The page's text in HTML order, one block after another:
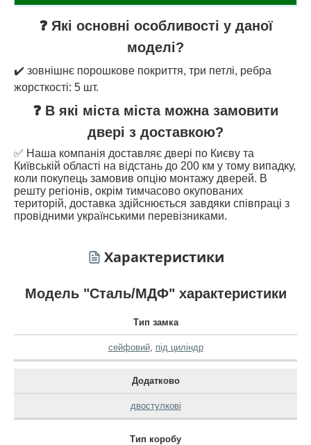
❓ Які основні особливості у даної
моделі?
✔️ зовнішнє порошкове покриття, три петлі, ребра
жорсткості: 5 шт.
❓ В які міста міста можна замовити
двері з доставкою?
✅ Наша компанія доставляє двері по Києву та
Київській області на відстань до 200 км у тому випадку,
коли покупець замовив опцію монтажу дверей. В
решту регіонів, окрім тимчасово окупованих
територій, доставка здійснюється завдяки співпраці з
провідними українськими перевізниками.
Характеристики
Модель "Сталь/МДФ" характеристики
Тип замка
сейфовий, під циліндр
Додатково
двостулкові
Тип коробу